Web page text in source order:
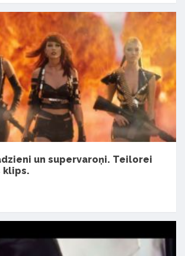
un supervaroņi. Teilorei
klips.